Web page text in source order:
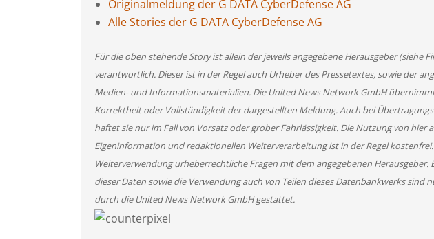
Originalmeldung der G DATA CyberDefense AG
Alle Stories der G DATA CyberDefense AG
Für die oben stehende Story ist allein der jeweils angegebene Herausgeber (siehe
verantwortlich. Dieser ist in der Regel auch Urheber des Pressetextes, sowie der
Medien- und Informationsmaterialien. Die United News Network GmbH
Korrektheit oder Vollständigkeit der dargestellten Meldung. Auch bei
haftet sie nur im Fall von Vorsatz oder grober Fahrlässigkeit. Die Nutzung von
Eigeninformation und redaktionellen Weiterverarbeitung ist in der Regel
Weiterverwendung urheberrechtliche Fragen mit dem angegebenen Herausgeber.
dieser Daten sowie die Verwendung auch von Teilen dieses Datenbankwerks sind
durch die United News Network GmbH gestattet.